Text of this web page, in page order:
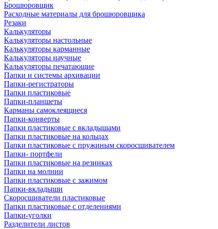
Брошюровщик
Расходные материалы для брошюровщика
Резаки
Калькуляторы
Калькуляторы настольные
Калькуляторы карманные
Калькуляторы научные
Калькуляторы печатающие
Папки и системы архивации
Папки-регистраторы
Папки пластиковые
Папки-планшеты
Карманы самоклеящиеся
Папки-конверты
Папки пластиковые с вкладышами
Папки пластиковые на кольцах
Папки пластиковые с пружиным скоросшивателем
Папки- портфели
Папки пластиковые на резинках
Папки на молнии
Папки пластиковые с зажимом
Папки-вкладыши
Скоросшиватели пластиковые
Папки пластиковые с отделениями
Папки-уголки
Разделители листов